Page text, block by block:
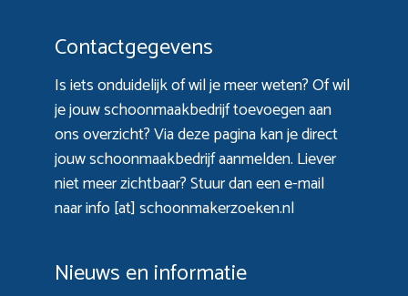
Contactgegevens
Is iets onduidelijk of wil je meer weten? Of wil
je jouw schoonmaakbedrijf toevoegen aan
ons overzicht? Viadeze paginakan je direct
jouw schoonmaakbedrijf aanmelden. Liever
niet meer zichtbaar? Stuur dan een e-mail
naar info [at] schoonmakerzoeken.nl
Nieuws en informatie